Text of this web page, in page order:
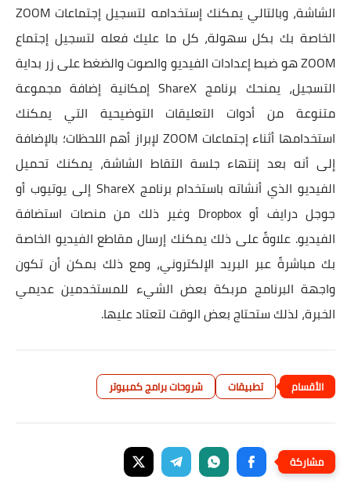
الشاشة، وبالتالي يمكنك إستخدامه لتسجيل إجتماعات ZOOM
الخاصة بك بكل سهولة، كل ما عليك فعله لتسجيل إجتماع
ZOOM هو ضبط إعدادات الفيديو والصوت والضغط على زر بداية
التسجيل، يمنحك برنامج ShareX إمكانية إضافة مجموعة
متنوعة من أدوات التعليقات التوضيحية التي يمكنك
استخدامها أثناء إجتماعات ZOOM لإبراز أهم اللحظات؛ بالإضافة
إلى أنه بعد إنتهاء جلسة التقاط الشاشة، يمكنك تحميل
الفيديو الذي أنشاته باستخدام برنامج ShareX إلى يوتيوب أو
جوجل درايف أو Dropbox وغير ذلك من منصات استضافة
الفيديو. علاوةً على ذلك يمكنك إرسال مقاطع الفيديو الخاصة
بك مباشرةً عبر البريد الإلكتروني، ومع ذلك بمكن أن تكون
واجهة البرنامج مربكة بعض الشيء للمستخدمين عديمي
الخبرة، لذلك ستحتاج بعض الوقت لتعتاد عليها.
تطبيقات شروحات برامج كمبيوتر